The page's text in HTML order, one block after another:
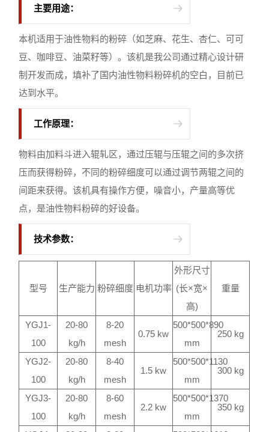
主要用途：
本机适用于油性物料的粉碎（如芝麻、花生、杏仁、可可
豆、咖啡豆、油菜籽等）。该机是我公司通过精心设计研
制开发而成，填补了国内油性物料粉碎机的空白，目前已
达到水平。
工作原理：
物料由加料斗进入辊轧区，通过压辊与压辊之间的多次挤
压而获得粉碎，不同的粉碎细度可以通过调节两辊之间的
间距来获得。该机具有操作方便，噪音小，产量高等优
点，是油性物料粉碎的好设备。
技术参数：
型号 生产能力 粉碎细度 电机功率
外形尺寸
(长×宽×
高)
重量
YGJ1-
100
20-80
kg/h
8-20
mesh
0.75 kw
500*500*890
mm
250 kg
YGJ2-
100
20-80
kg/h
8-40
mesh
1.5 kw
500*500*1130
mm
300 kg
YGJ3-
100
20-80
kg/h
8-60
mesh
2.2 kw
500*500*1370
mm
350 kg